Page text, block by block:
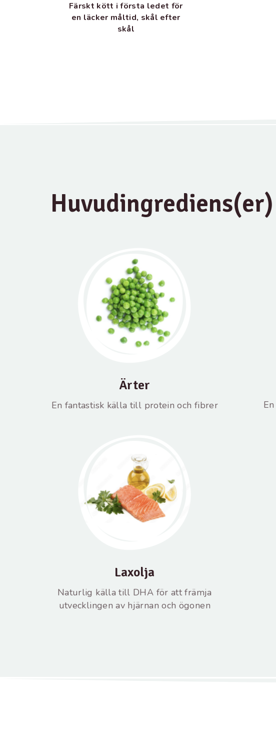
Färskt kött i första ledet för
en läcker måltid, skål efter
skål
Huvudingrediens(er)
Ärter
En fantastisk källa till protein och fibrer
Laxolja
Naturlig källa till DHA för att främja
utvecklingen av hjärnan och ögonen